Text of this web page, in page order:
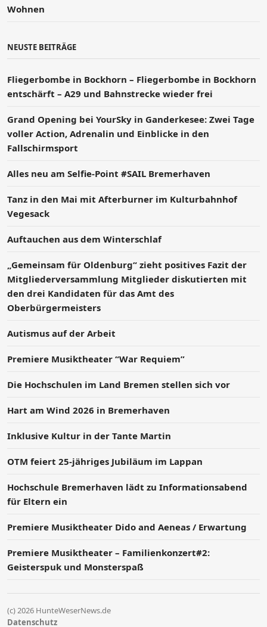
Wohnen
NEUSTE BEITRÄGE
Fliegerbombe in Bockhorn – Fliegerbombe in Bockhorn
entschärft – A29 und Bahnstrecke wieder frei
Grand Opening bei YourSky in Ganderkesee: Zwei Tage
voller Action, Adrenalin und Einblicke in den
Fallschirmsport
Alles neu am Selfie-Point #SAIL Bremerhaven
Tanz in den Mai mit Afterburner im Kulturbahnhof
Vegesack
Auftauchen aus dem Winterschlaf
„Gemeinsam für Oldenburg“ zieht positives Fazit der
Mitgliederversammlung Mitglieder diskutierten mit
den drei Kandidaten für das Amt des
Oberbürgermeisters
Autismus auf der Arbeit
Premiere Musiktheater “War Requiem”
Die Hochschulen im Land Bremen stellen sich vor
Hart am Wind 2026 in Bremerhaven
Inklusive Kultur in der Tante Martin
OTM feiert 25-jähriges Jubiläum im Lappan
Hochschule Bremerhaven lädt zu Informationsabend
für Eltern ein
Premiere Musiktheater Dido and Aeneas / Erwartung
Premiere Musiktheater – Familienkonzert#2:
Geisterspuk und Monsterspaß
(c) 2026 HunteWeserNews.de
Datenschutz